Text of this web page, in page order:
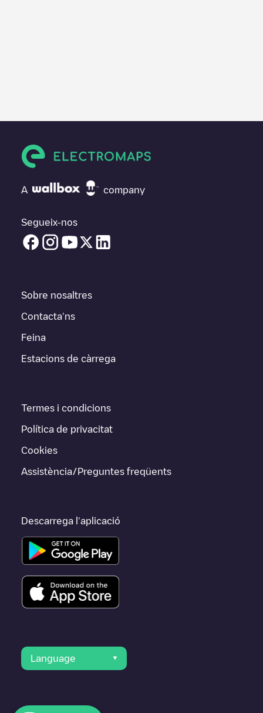
A company
Segueix-nos
Sobre nosaltres
Contacta'ns
Feina
Estacions de càrrega
Termes i condicions
Política de privacitat
Cookies
Assistència/Preguntes freqüents
Descarrega l'aplicació
Language